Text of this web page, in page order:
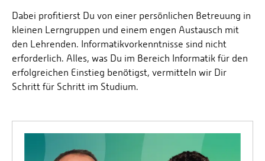
Dabei profitierst Du von einer persönlichen Betreuung in
kleinen Lerngruppen und einem engen Austausch mit
den Lehrenden. Informatikvorkenntnisse sind nicht
erforderlich. Alles, was Du im Bereich Informatik für den
erfolgreichen Einstieg benötigst, vermitteln wir Dir
Schritt für Schritt im Studium.